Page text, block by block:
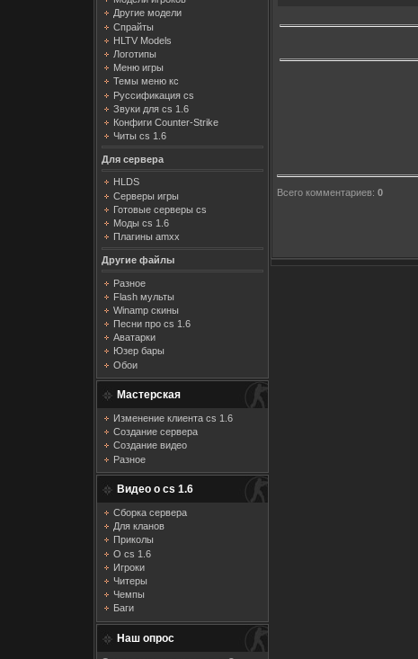
Другие модели
Спрайты
HLTV Models
Логотипы
Меню игры
Темы меню кс
Руссификация cs
Звуки для cs 1.6
Конфиги Counter-Strike
Читы cs 1.6
Для сервера
HLDS
Серверы игры
Готовые серверы cs
Моды cs 1.6
Плагины amxx
Другие файлы
Разное
Flash мульты
Winamp скины
Песни про cs 1.6
Аватарки
Юзер бары
Обои
Мастерская
Изменение клиента cs 1.6
Создание сервера
Создание видео
Разное
Видео о cs 1.6
Сборка сервера
Для кланов
Приколы
О cs 1.6
Игроки
Читеры
Чемпы
Баги
Наш опрос
Всего комментариев: 0